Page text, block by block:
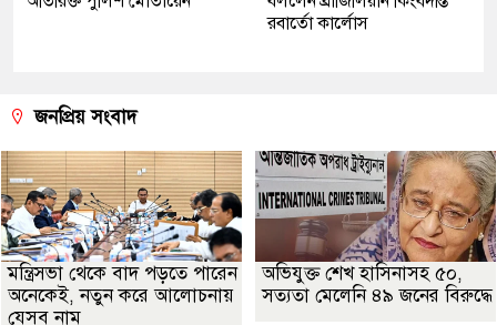
রবার্তো কার্লোস
জনপ্রিয় সংবাদ
মন্ত্রিসভা থেকে বাদ পড়তে পারেন
অনেকেই, নতুন করে আলোচনায়
যেসব নাম
অভিযুক্ত শেখ হাসিনাসহ ৫০,
সত্যতা মেলেনি ৪৯ জনের বিরুদ্ধে